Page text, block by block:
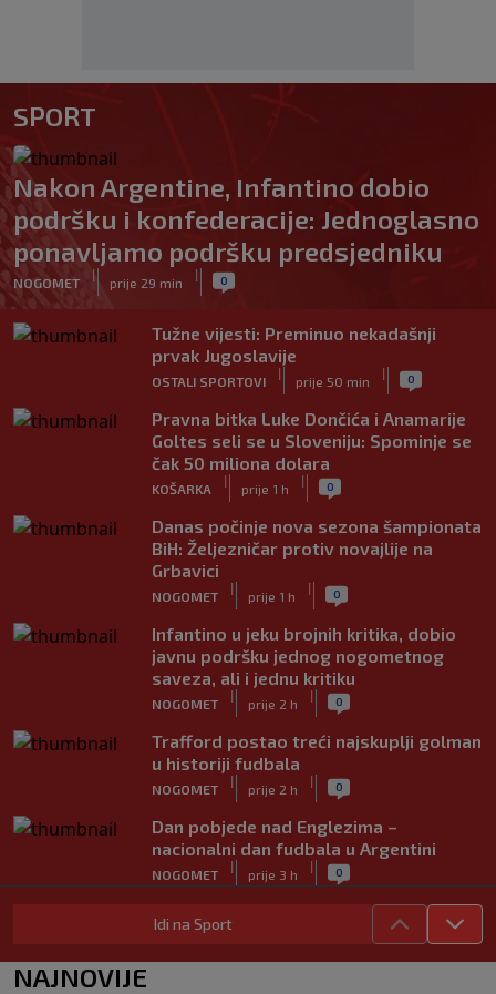
SPORT
Nakon Argentine, Infantino dobio
podršku i konfederacije: Jednoglasno
ponavljamo podršku predsjedniku
NOGOMET
|
prije 29 min
| 0
Tužne vijesti: Preminuo nekadašnji
prvak Jugoslavije
OSTALI SPORTOVI
|
prije 50 min
| 0
Pravna bitka Luke Dončića i Anamarije
Goltes seli se u Sloveniju: Spominje se
čak 50 miliona dolara
KOŠARKA
|
prije 1 h
| 0
Danas počinje nova sezona šampionata
BiH: Željezničar protiv novajlije na
Grbavici
NOGOMET
|
prije 1 h
| 0
Infantino u jeku brojnih kritika, dobio
javnu podršku jednog nogometnog
saveza, ali i jednu kritiku
NOGOMET
|
prije 2 h
| 0
Trafford postao treći najskuplji golman
u historiji fudbala
NOGOMET
|
prije 2 h
| 0
Dan pobjede nad Englezima –
nacionalni dan fudbala u Argentini
NOGOMET
|
prije 3 h
| 0
Tabaković riješio evropski meč i
Salzburgu donio pobjedu (VIDEO)
NOGOMET 6. aug.
Idi na Sport
NAJNOVIJE